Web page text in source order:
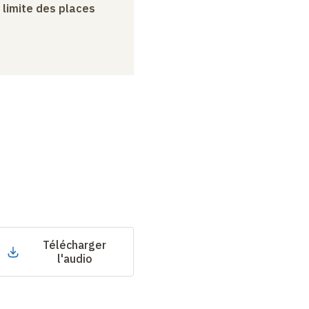
limite des places
Télécharger
l'audio